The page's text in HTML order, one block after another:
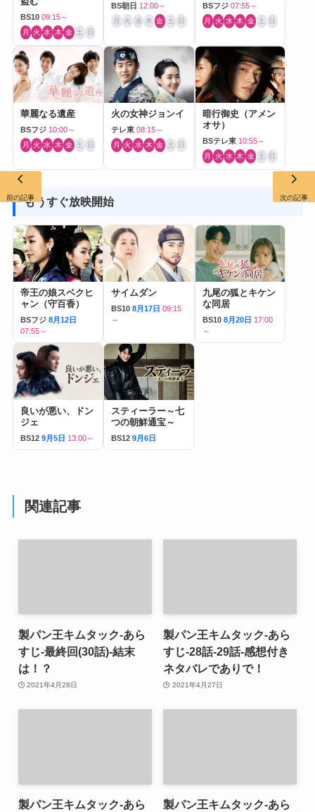
BS10 09:15～
月 火 水 木 金 土 日
BS朝日 12:00～
月 火 水 木 金 土 日
BSフジ 07:55～
月 火 水 木 金 土 日
華麗なる遺産
BSフジ 10:00～
月 火 水 木 金 土 日
火の女神ジョンイ
テレ東 08:15～
月 火 水 木 金 土 日
暗行御史（アメン
オサ）
BSテレ東 10:55～
月 火 水 木 金 土 日
もうすぐ放映開始
帝王の娘スベクヒ
ャン（守百香）
BSフジ 8月12日
07:55～
サイムダン
BS10 8月17日 09:15
～
九尾の狐とキケン
な同居
BS10 8月20日 17:00
～
良いが悪い、ドン
ジェ
BS12 9月5日 13:00～
スティーラー～七
つの朝鮮通宝～
BS12 9月6日
関連記事
製パン王キムタック-あら
すじ-最終回(30話)-結末
は！？
2021年4月28日
製パン王キムタック-あら
すじ-28話-29話-感想付き
ネタバレでありで！
2021年4月27日
製パン王キムタック-あら
製パン王キムタック-あら
前の記事 次の記事